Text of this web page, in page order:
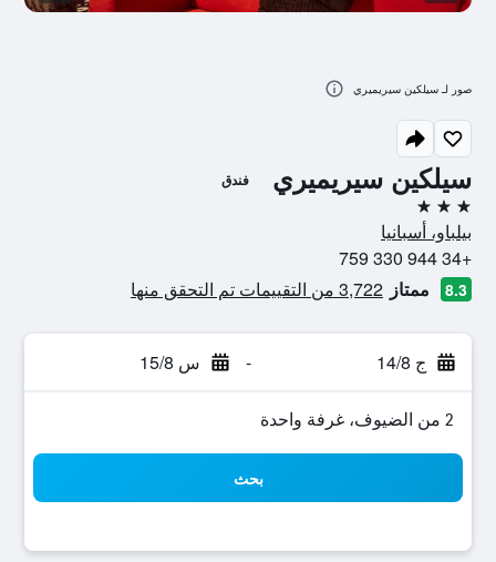
سيلكين سيريميري فندق
3 نجوم
بيلباو، أسبانيا
+34 944 330 759
8.3 ممتاز 3,722 من التقييمات تم التحقق منها
ج 14/8 - س 15/8
2 من الضيوف، غرفة واحدة
بحث
صور لـ سيلكين سيريميري